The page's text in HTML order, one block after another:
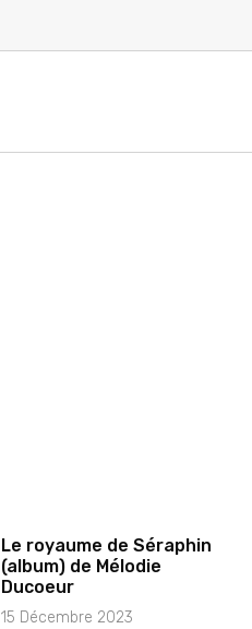
Le royaume de Séraphin
(album) de Mélodie
Ducoeur
15 Décembre 2023